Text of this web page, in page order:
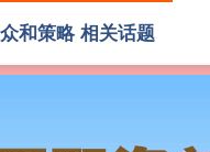
策略 配资平台排名
众和策略 相关话题